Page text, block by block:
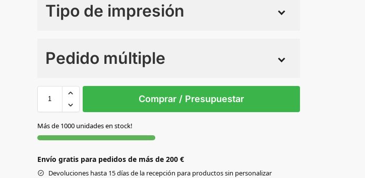
Tipo de impresión
Pedido múltiple
Comprar / Presupuestar
Más de 1000 unidades en stock!
Envío gratis para pedidos de más de 200 €
Devoluciones hasta 15 días de la recepción para productos sin personalizar